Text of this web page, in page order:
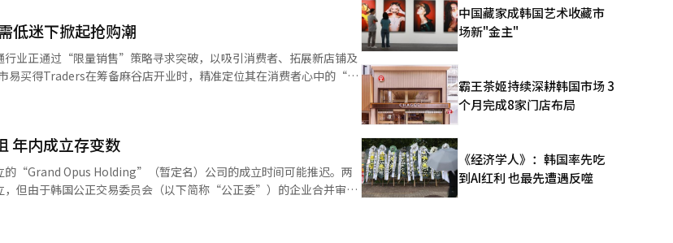
促进民生经济稳定发展。
过中间批发商的间接供货。尽管业务结构调整初期业绩有所波动，但
去
心所有海外市场中降幅最大的地区。分析认为，这主要受中国在线渠
中国内需低迷的背景下，我们更注重盈利能力而非规模扩张。同时，
长75%。公司表
仅为1.6亿韩元，同比下降92.4%。宾格瑞相关负责人表示：“物流成
利润下滑。公司计划今年以销售额增长为基础，通过提升本地盈利能
播有望激发消费者对韩国食品的兴趣，从而推动销售增长。” 此
有所上调。IBK投资证券分析师金泰焕（音）预测：“随着美国等国
低迷下掀起抢购潮
行业正通过“限量销售”策略寻求突破，以吸引消费者、拓展新店铺及
威士忌单桶蛇年版”。该产品在开业30分钟内即售
的销售预期。作为乐天沃食品与行政安全部、扶余郡联合推进的“美
栗融入9款代表性产品，部分渠道供不应求，市场反响积极。 此
翁马卡龙”推出的“迷你梦雪石头翁马卡龙”亦在上市两周内售罄。
个月的运营周期生产，而该产品库存消耗速度超预期7倍，显示出限
年内成立存变数
的“Grand Opus Holding”（暂定名）公司的成立时间可能推迟。两
，但由于韩国公正交易委员会（以下简称“公正委”）的企业合并审批
于1
中国藏家成韩国艺术收藏市
场新"金主"
霸王茶姬持续深耕韩国市场 3
个月完成8家门店布局
《经济学人》：韩国率先吃
到AI红利 也最先遭遇反噬